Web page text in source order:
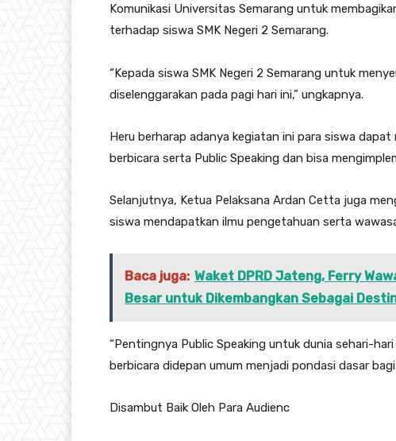
Komunikasi Universitas Semarang untuk
terhadap siswa SMK Negeri 2 Semarang.
“Kepada siswa SMK Negeri 2 Semarang untuk
diselenggarakan pada pagi hari ini,” ungkapnya.
Heru berharap adanya kegiatan ini para siswa
berbicara serta Public Speaking dan bisa
Selanjutnya, Ketua Pelaksana Ardan Cetta juga
siswa mendapatkan ilmu pengetahuan serta
Baca juga: Waket DPRD Jateng, Ferry
Besar untuk Dikembangkan Sebagai
“Pentingnya Public Speaking untuk dunia sehari-
berbicara didepan umum menjadi pondasi dasar
Disambut Baik Oleh Para Audienc